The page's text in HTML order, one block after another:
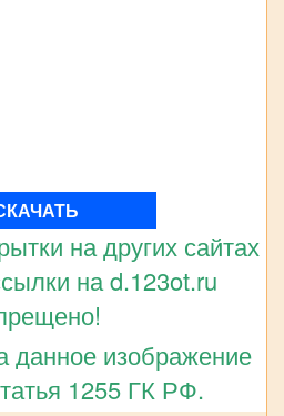
на других сайтах
на d.123ot.ru
данное изображение
1255 ГК РФ.